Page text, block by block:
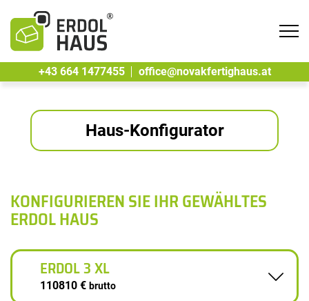
+43 664 1477455
office@novakfertighaus.at
Haus-Konfigurator
KONFIGURIEREN SIE IHR GEWÄHLTES
ERDOL HAUS
ERDOL 3 XL
110810 € brutto